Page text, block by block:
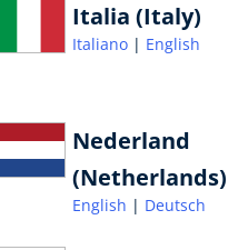
Italia (Italy)
Italiano English
Nederland
(Netherlands)
English Deutsch